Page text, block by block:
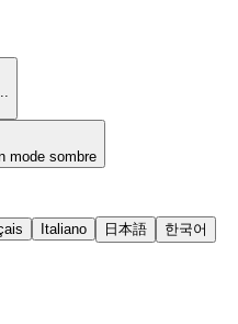
mode sombre
Italiano 日本語
한국어